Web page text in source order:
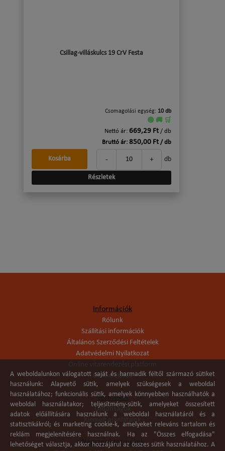
Csillag-villáskulcs 19 CrV Festa
Csomagolási egység: 10 db
🟢 🚚 🛒
Nettó ár: 669,29 Ft / db
Bruttó ár: 850,00 Ft / db
- + db
Kosárba
Részletek
Információk
Rólunk
Szállítási információk
Általános Szerződési Feltételek
Adatvédelmi Nyilatkozat
Online elállás
Termékek
Újdonságok
Kiemelt ajánlataink
Népszerű termékek
A weboldalunkon válogatott saját és harmadik féltől származó sütiket
használunk: Alapvető sütik, amelyek szükségesek a weboldal
használatához; funkcionális sütik, amelyek könnyebben használhatók a
weboldal használatakor; teljesítmény-sütik, amelyeket összesített
adatok előállítására használunk a weboldal használatáról és a
statisztikákról; és marketing cookie-k, amelyeket releváns tartalom és
reklám megjelenítésére használnak. Ha az "Összes elfogadása"
lehetőséget választja, akkor hozzájárul az összes sütik használatához. A